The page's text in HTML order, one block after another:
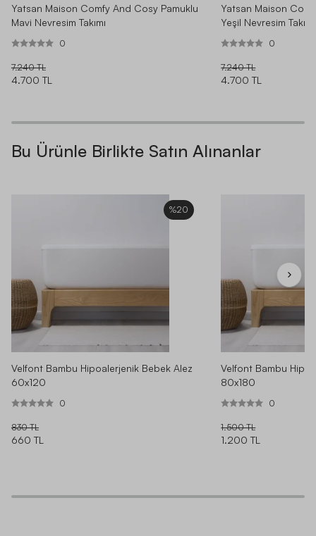
Yatsan Maison Comfy And Cosy Pamuklu
Mavi Nevresim Takımı
0
7.240 TL
4.700 TL
Yatsan Maison
Yeşil Nevresim Takımı
0
7.240 TL
4.700 TL
Bu Ürünle Birlikte Satın Alınanlar
%20
Velfont Bambu Hipoalerjenik Bebek Alez
60x120
0
830 TL
660 TL
Velfont Bambu
80x180
0
1.500 TL
1.200 TL